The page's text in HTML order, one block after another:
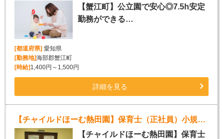
【蟹江町】公立園で安心◎7.5h安定
勤務ができる…
[都道府県]愛知県
[勤務地]海部郡蟹江町
[時給]1,400円～1,500円
詳細を見る
【チャイルドほーむ熱田園】保育士（正社員）小規模保育園
【チャイルドほーむ熱田園】保育士